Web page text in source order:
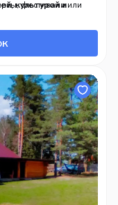
54-51
фестивали или
в
или поужинать в
культурой и